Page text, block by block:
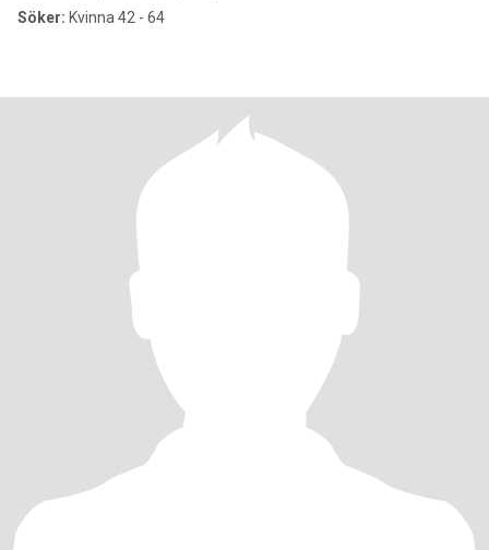
Söker: Kvinna 42 - 64